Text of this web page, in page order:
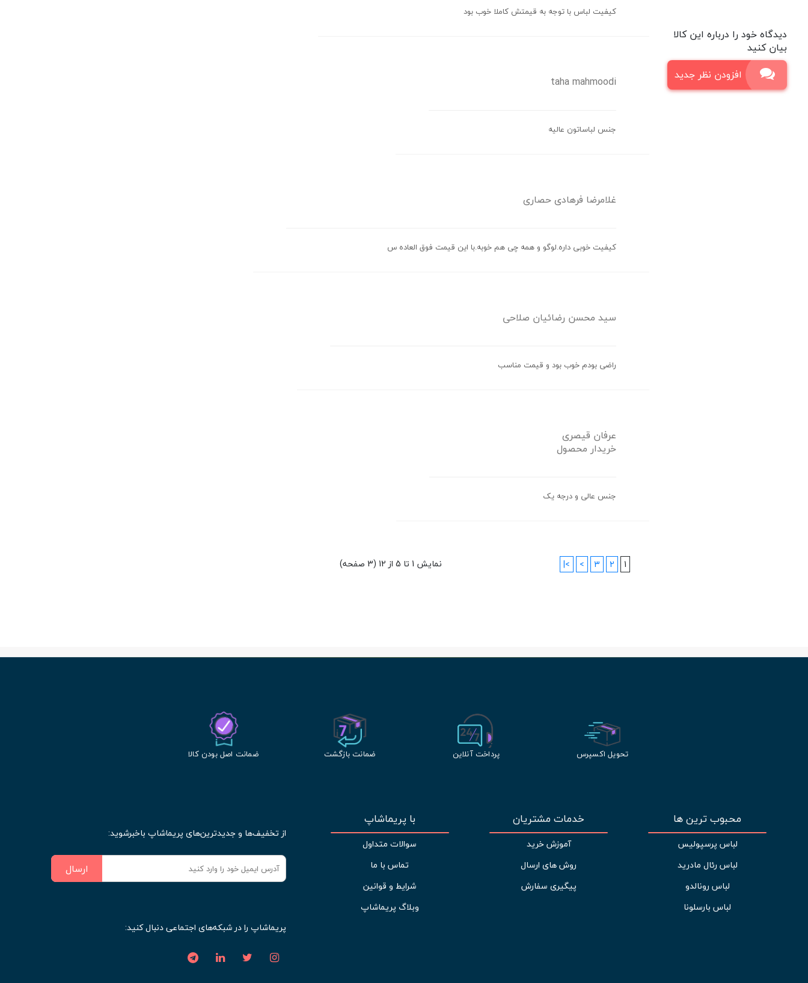
دیدگاه خود را درباره این کالا
بیان کنید
افزودن نظر جدید
کیفیت لباس با توجه به قیمتش کاملا خوب بود
taha mahmoodi
جنس لباساتون عالیه
غلامرضا فرهادی حصاری
کیفیت خوبی داره.لوگو و همه چی هم خوبه.با این قیمت فوق العاده س
سید محسن رضائیان صلاحی
راضی بودم خوب بود و قیمت مناسب
عرفان قیصری
خریدار محصول
جنس عالی و درجه یک
1
2
3
>
>| نمایش 1 تا 5 از 12 (3 صفحه)
تحویل اکسپرس پرداخت آنلاین ضمانت بازگشت ضمانت اصل بودن کالا
محبوب ترین ها
لباس پرسپولیس
لباس رئال مادرید
لباس رونالدو
لباس بارسلونا
خدمات مشتریان
آموزش خرید
روش های ارسال
پیگیری سفارش
با پریماشاپ
سوالات متداول
تماس با ما
شرایط و قوانین
وبلاگ پریماشاپ
از تخفیف‌ها و جدیدترین‌های پریماشاپ باخبرشوید:
ارسال
پریماشاپ را در شبکه‌های اجتماعی دنبال کنید: